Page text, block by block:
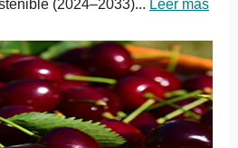
(2024–2033)... Leer más